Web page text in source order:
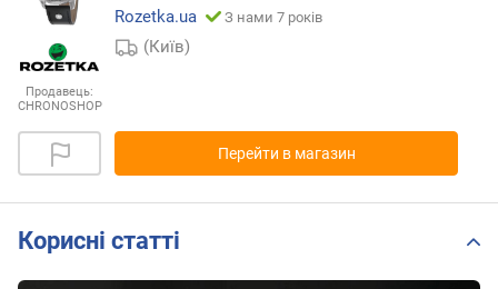
Продавець:
CHRONOSHOP
Rozetka.ua
З нами 7 років
(Київ)
Перейти в магазин
Корисні статті